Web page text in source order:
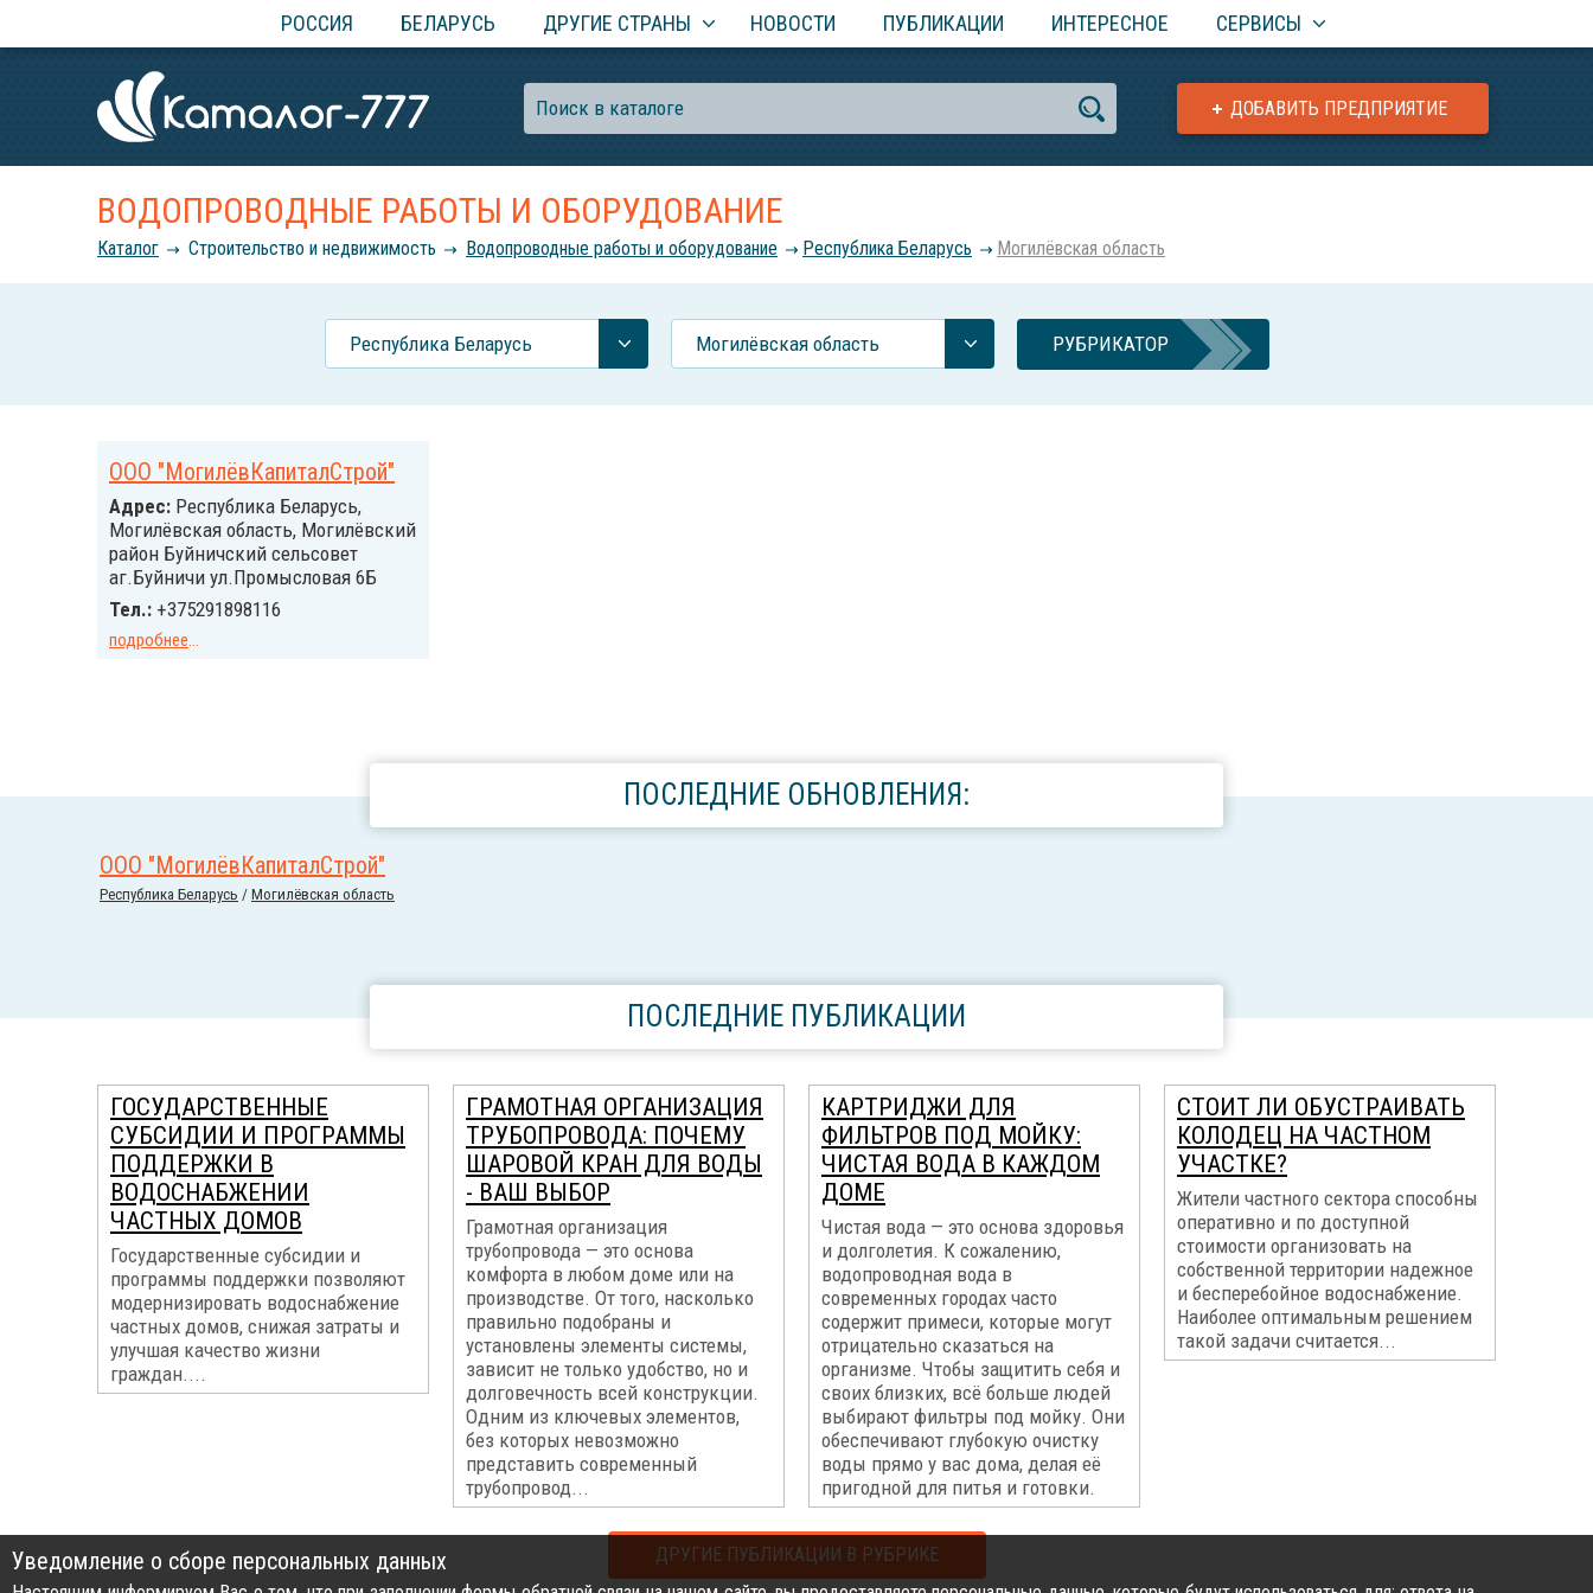
РОССИЯ БЕЛАРУСЬ ДРУГИЕ СТРАНЫ НОВОСТИ ПУБЛИКАЦИИ ИНТЕРЕСНОЕ СЕРВИСЫ
ДОБАВИТЬ ПРЕДПРИЯТИЕ
ВОДОПРОВОДНЫЕ РАБОТЫ И ОБОРУДОВАНИЕ
Каталог Строительство и недвижимость Водопроводные работы и оборудование Республика Беларусь Могилёвская область
Республика Беларусь Могилёвская область РУБРИКАТОР
ООО "МогилёвКапиталСтрой"
Адрес: Республика Беларусь,
Могилёвская область, Могилёвский
район Буйничский сельсовет
аг.Буйничи ул.Промысловая 6Б
Тел.: +375291898116
подробнее...
ПОСЛЕДНИЕ ОБНОВЛЕНИЯ:
ООО "МогилёвКапиталСтрой"
Республика Беларусь / Могилёвская область
ПОСЛЕДНИЕ ПУБЛИКАЦИИ
ГОСУДАРСТВЕННЫЕ
СУБСИДИИ И ПРОГРАММЫ
ПОДДЕРЖКИ В
ВОДОСНАБЖЕНИИ
ЧАСТНЫХ ДОМОВ
Государственные субсидии и
программы поддержки позволяют
модернизировать водоснабжение
частных домов, снижая затраты и
улучшая качество жизни
граждан....
ГРАМОТНАЯ ОРГАНИЗАЦИЯ
ТРУБОПРОВОДА: ПОЧЕМУ
ШАРОВОЙ КРАН ДЛЯ ВОДЫ
- ВАШ ВЫБОР
Грамотная организация
трубопровода — это основа
комфорта в любом доме или на
производстве. От того, насколько
правильно подобраны и
установлены элементы системы,
зависит не только удобство, но и
долговечность всей конструкции.
Одним из ключевых элементов,
без которых невозможно
представить современный
трубопровод...
КАРТРИДЖИ ДЛЯ
ФИЛЬТРОВ ПОД МОЙКУ:
ЧИСТАЯ ВОДА В КАЖДОМ
ДОМЕ
Чистая вода — это основа здоровья
и долголетия. К сожалению,
водопроводная вода в
современных городах часто
содержит примеси, которые могут
отрицательно сказаться на
организме. Чтобы защитить себя и
своих близких, всё больше людей
выбирают фильтры под мойку. Они
обеспечивают глубокую очистку
воды прямо у вас дома, делая её
пригодной для питья и готовки.
СТОИТ ЛИ ОБУСТРАИВАТЬ
КОЛОДЕЦ НА ЧАСТНОМ
УЧАСТКЕ?
Жители частного сектора способны
оперативно и по доступной
стоимости организовать на
собственной территории надежное
и бесперебойное водоснабжение.
Наиболее оптимальным решением
такой задачи считается...
ДРУГИЕ ПУБЛИКАЦИИ В РУБРИКЕ
Уведомление о сборе персональных данных